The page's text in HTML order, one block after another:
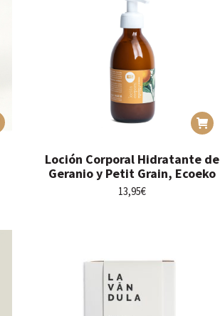
Loción Corporal Hidratante de
Geranio y Petit Grain, Ecoeko
13,95€